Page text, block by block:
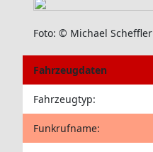
Foto: © Michael Scheffler
Fahrzeugdaten
Fahrzeugtyp:
Funkrufname: